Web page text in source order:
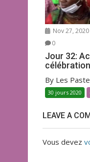
Nov 27, 2020
0
Jour 32:
célébration
By Les
30 jours 2020
LEAVE A
Vous devez